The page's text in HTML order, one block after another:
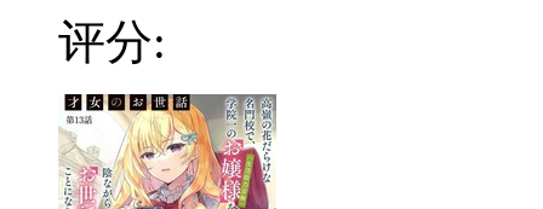
评分: